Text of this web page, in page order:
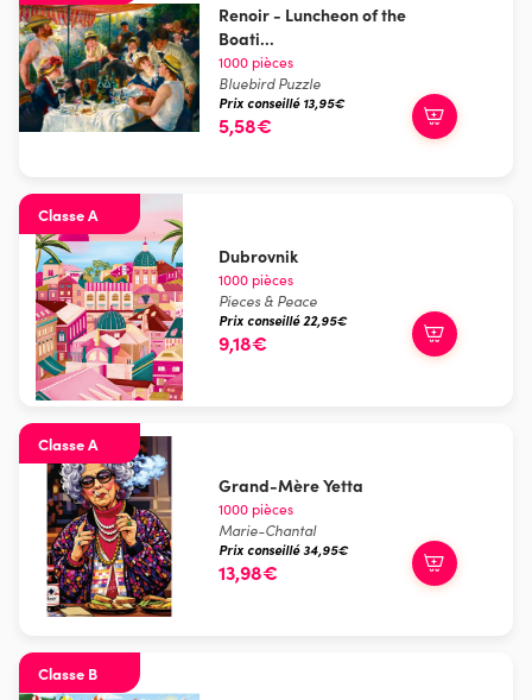
Renoir - Luncheon of the
Boati...
1000 pièces
Bluebird Puzzle
Prix conseillé 13,95€
5,58€
Classe A
Dubrovnik
1000 pièces
Pieces & Peace
Prix conseillé 22,95€
9,18€
Classe A
Grand-Mère Yetta
1000 pièces
Marie-Chantal
Prix conseillé 34,95€
13,98€
Classe B